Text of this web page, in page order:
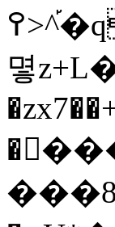
߉>^֡�q`O=�{P�b���f:1Nm�r�U�{�0�t��ِ� �
몋